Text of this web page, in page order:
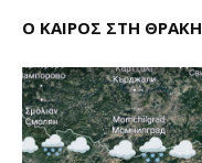
Ο ΚΑΙΡΟΣ ΣΤΗ ΘΡΑΚΗ